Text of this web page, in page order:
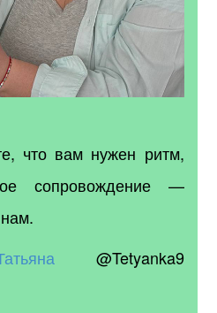
что вам нужен ритм,
сопровождение —
@Tetyanka9